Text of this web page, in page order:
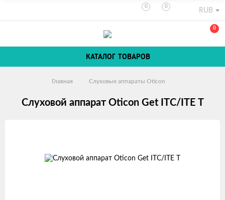
0 0
RUB
0
КАТАЛОГ ТОВАРОВ
Главная Слуховые аппараты Oticon
Слуховой аппарат Oticon Get ITC/ITE T